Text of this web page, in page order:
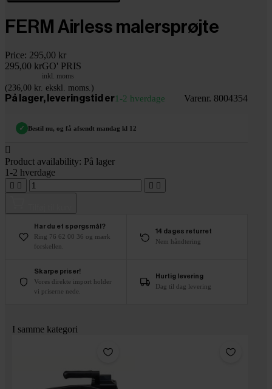
FERM Airless malersprøjte
Price: 295,00 kr
295,00 krGO' PRIS
inkl. moms
(236,00 kr. ekskl. moms.)
På lager, leveringstid er1-2 hverdage Varenr. 8004354
✓ Bestil nu, og få afsendt mandag kl 12

Product availability: På lager
1-2 hverdage
   
Har du et spørgsmål?
Ring 76 62 00 36 og mærk
forskellen.
14 dages returret
Nem håndtering
Skarpe priser!
Vores direkte import holder
vi priserne nede.
Hurtig levering
Dag til dag levering
I samme kategori